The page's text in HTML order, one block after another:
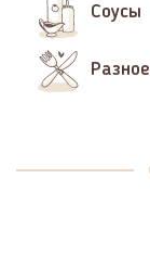
Соусы
Разное